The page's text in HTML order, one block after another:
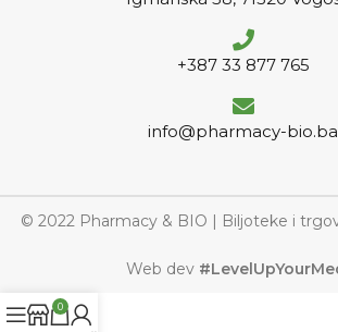
+387 33 877 765
info@pharmacy-bio.ba
© 2022 Pharmacy & BIO | Biljoteke i
Web dev
0